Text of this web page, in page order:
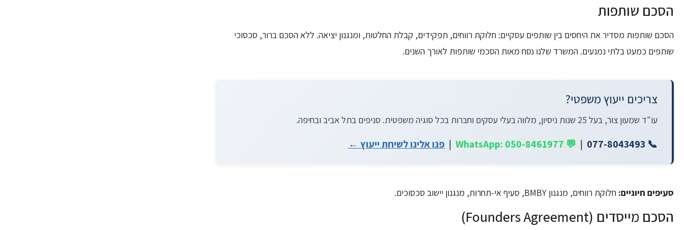
הסכם שותפות
הסכם שותפות מסדיר את היחסים בין שותפים עסקיים: חלוקת רווחים, תפקידים, קבלת החלטות, ומנגנון יציאה. ללא הסכם ברור, סכסוכי
שותפים כמעט בלתי נמנעים. המשרד שלנו נסח מאות הסכמי שותפות לאורך השנים.
צריכים ייעוץ משפטי?
עו"ד שמעון צור, בעל 25 שנות ניסיון, מלווה בעלי עסקים וחברות בכל סוגיה משפטית. סניפים בתל אביב ובחיפה.
📞 077-8043493
|
💬 WhatsApp: 050-8461977
| פנו אלינו לשיחת ייעוץ ←
סעיפים חיוניים: חלוקת רווחים, מנגנון BMBY, סעיף אי-תחרות, מנגנון יישוב סכסוכים.
הסכם מייסדים (Founders Agreement)